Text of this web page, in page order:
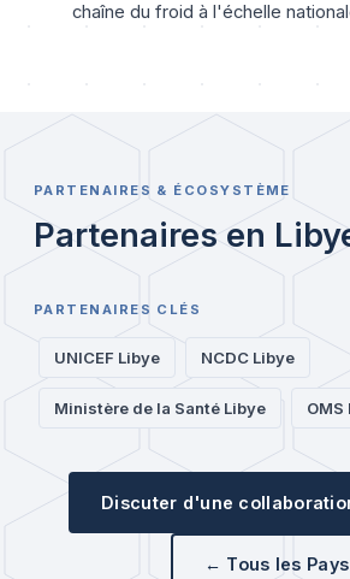
chaîne du froid à l'échelle
PARTENAIRES & ÉCOSYSTÈME
Partenaires en
PARTENAIRES CLÉS
UNICEF Libye NCDC Libye
Ministère de la Santé Libye OMS
Discuter d'une
← Tous les Pays